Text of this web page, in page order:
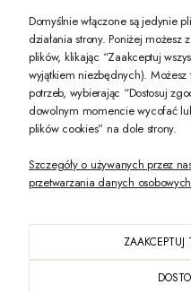
Twoje dane będą przetwarzane
POKAŻ
PL
Domyślnie włączone są jedynie
działania strony. Poniżej
plików, klikając “Zaakceptuj
wyjątkiem niezbędnych).
potrzeb, wybierając “Dostosuj
dowolnym momencie wycofać
plików cookies” na dole strony.
Szczegóły o używanych przez
przetwarzania danych
ZAAKCEPTUJ